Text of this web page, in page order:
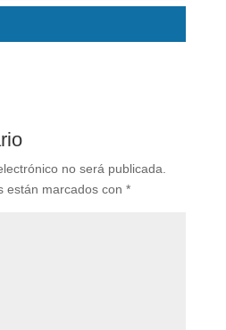
no será publicada.
están marcados con *